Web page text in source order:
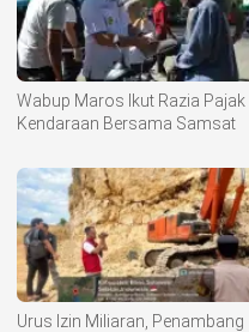
Wabup Maros Ikut Razia Pajak
Kendaraan Bersama Samsat
Urus Izin Miliaran, Penambang